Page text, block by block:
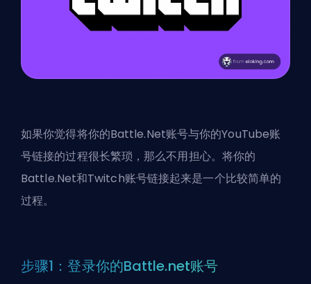
如果你觉得将你的Battle.Net账号与你的YouTube账
号链接的过程很长繁琐，那么不用担心。将你的
Battle.Net和Twitch账号链接起来是一个比较简单的
过程。
步骤1：登录你的Battle.net账号